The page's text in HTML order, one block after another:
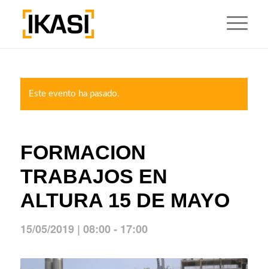
Este evento ha pasado.
FORMACION
TRABAJOS EN
ALTURA 15 DE MAYO
15/05/2019 | 08:00- 17:00